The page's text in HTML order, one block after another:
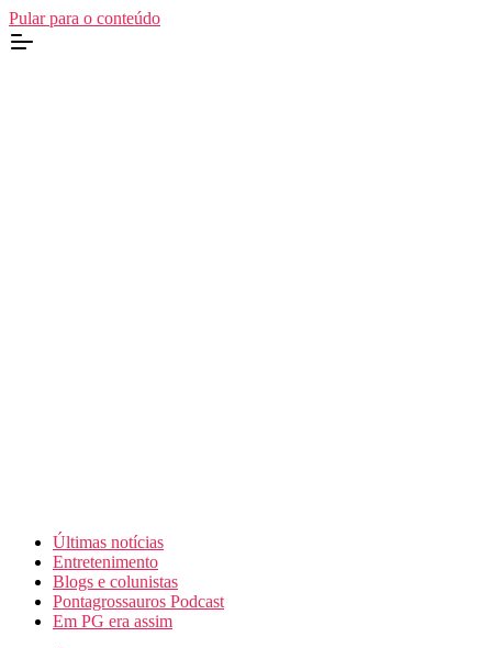
Pular para o conteúdo
Últimas notícias
Entretenimento
Blogs e colunistas
Pontagrossauros Podcast
Em PG era assim